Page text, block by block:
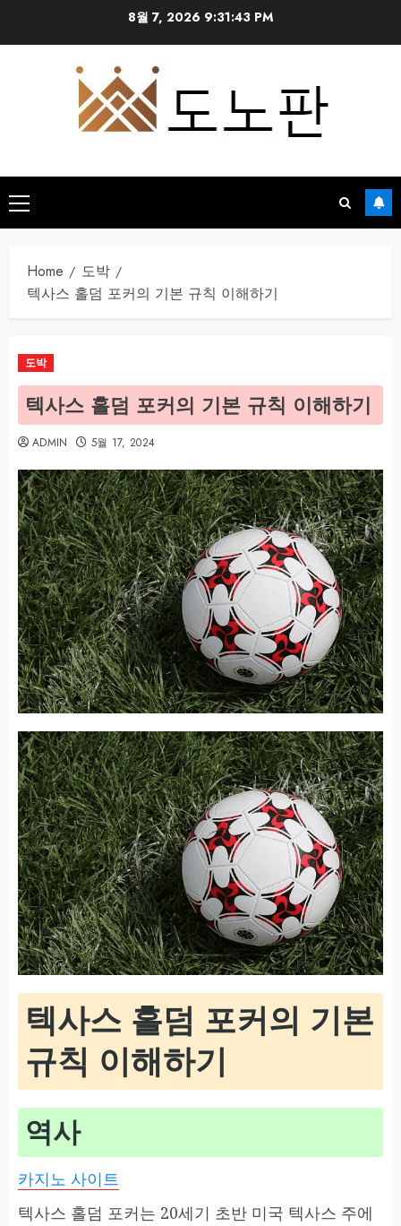
8월 7, 2026 9:31:43 PM
Primary
Menu
Home
도박
텍사스 홀덤 포커의 기본 규칙 이해하기
도박
텍사스 홀덤 포커의 기본 규칙 이해하기
ADMIN 5월 17, 2024
텍사스 홀덤 포커의 기본
규칙 이해하기
역사
카지노 사이트
텍사스 홀덤 포커는 20세기 초반 미국 텍사스 주에